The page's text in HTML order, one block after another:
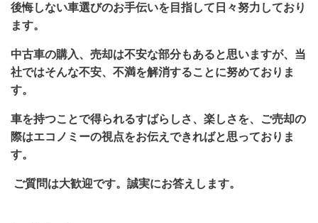
後悔しない車選びのお手伝いを目指して日々努力しており
ます。
中古車の購入、売却は不安な部分もあると思いますが、当
社ではそんな不安、不満を解消することに努めておりま
す。
車を持つことで得られるすばらしさ、楽しさを、ご売却の
際はエコノミーの視点をお伝えできればと思っておりま
す。
ご質問は大歓迎です。誠実にお答えします。